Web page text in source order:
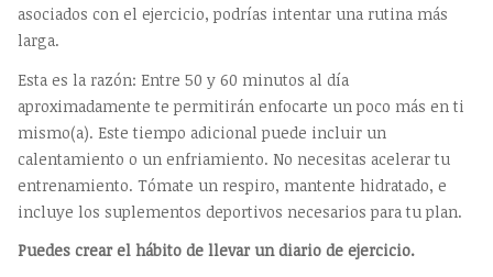
asociados con el ejercicio, podrías intentar una rutina más
larga.
Esta es la razón: Entre 50 y 60 minutos al día
aproximadamente te permitirán enfocarte un poco más en ti
mismo(a). Este tiempo adicional puede incluir un
calentamiento o un enfriamiento. No necesitas acelerar tu
entrenamiento. Tómate un respiro, mantente hidratado, e
incluye los suplementos deportivos necesarios para tu plan.
Puedes crear el hábito de llevar un diario de ejercicio.